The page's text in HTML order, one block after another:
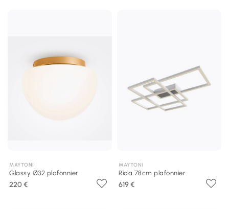
MAYTONI
Glassy Ø32 plafonnier
220 €
MAYTONI
Rida 78cm plafonnier
619 €